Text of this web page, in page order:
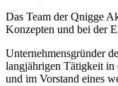
Das Team der Qnigge
Konzepten und bei der
Unternehmensgründer
langjährigen Tätigkeit in
und im Vorstand eines